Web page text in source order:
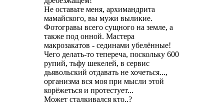
Не оставьте меня, архимандрита
мамайского, вы мужи выликие.
Фотогравы всего сущного на земле, а
также под онной. Мастера
макрозакатов - сединами убелённые!
Чего делать-то тепереча, поскольку 600
рупий, тьфу шекелей, в сервис
дьявольский отдавать не хочеться...,
организма вся моя при мысли этой
корёжеться и протестует...
Может сталкивался кто..?